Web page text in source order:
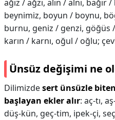
ağız / ağzı, alın / alnı,
beynimiz, boyun / boynu,
burnu, geniz / genzi,
karın / karnı, oğul / oğlu;
Ünsüz değişimi ne
Dilimizdesert ünsüzle
başlayan ekler alır: aç-tı,
düş-kün, geç-tim, ipek-çi,